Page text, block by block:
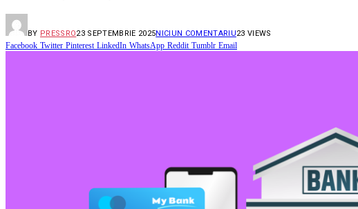
BY PRESSRO23 SEPTEMBRIE 2025NICIUN COMENTARIU23 VIEWS
Facebook Twitter Pinterest LinkedIn WhatsApp Reddit Tumblr Email